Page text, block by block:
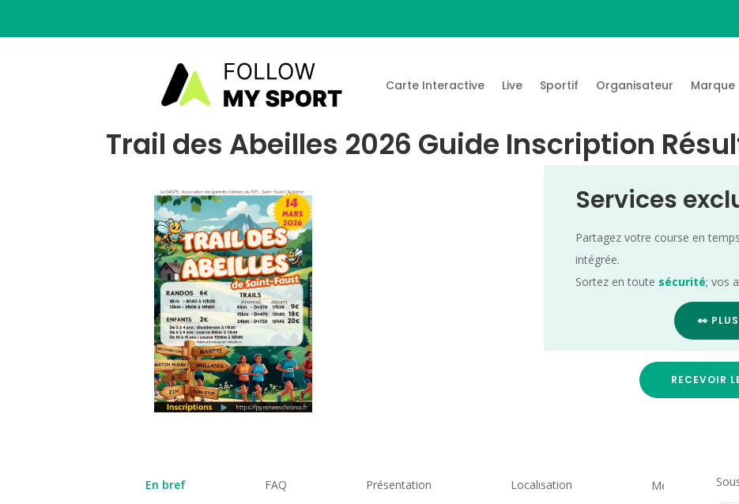
Carte Interactive Live Sportif Organisateur Marque
Trail des Abeilles 2026 Guide Inscription
Services
Partagez votre course en
intégrée.
Sortez en toute sécurité; vos
👀
RECEVOIR
En bref FAQ Présentation Localisation Medias